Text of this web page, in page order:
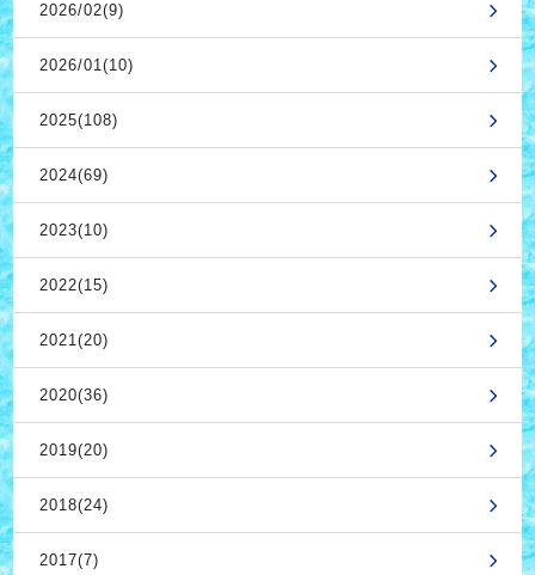
2026/02(9)
2026/01(10)
2025(108)
2024(69)
2023(10)
2022(15)
2021(20)
2020(36)
2019(20)
2018(24)
2017(7)